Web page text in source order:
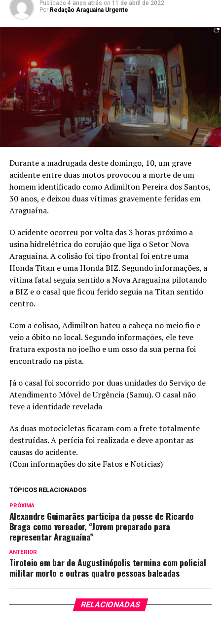
Publicado 4 anos atrás on 11 de abril de 2022
Por Redação Araguaina Urgente
Durante a madrugada deste domingo, 10, um grave
acidente entre duas motos provocou a morte de um
homem identificado como Adimilton Pereira dos Santos,
30 anos, e deixou duas vítimas gravemente feridas em
Araguaína.
O acidente ocorreu por volta das 3 horas próximo a
usina hidrelétrica do corujão que liga o Setor Nova
Araguaína. A colisão foi tipo frontal foi entre uma
Honda Titan e uma Honda BIZ. Segundo informações, a
vítima fatal seguia sentido a Nova Araguaína pilotando
a BIZ e o casal que ficou ferido seguia na Titan sentido
centro.
Com a colisão, Adimilton bateu a cabeça no meio fio e
veio a óbito no local. Segundo informações, ele teve
fratura exposta no joelho e um osso da sua perna foi
encontrado na pista.
Já o casal foi socorrido por duas unidades do Serviço de
Atendimento Móvel de Urgência (Samu). O casal não
teve a identidade revelada
As duas motocicletas ficaram com a frete totalmente
destruídas. A perícia foi realizada e deve apontar as
causas do acidente.
(Com informações do site Fatos e Notícias)
TÓPICOS RELACIONADOS
PRÓXIMA
Alexandre Guimarães participa da posse de Ricardo
Braga como vereador, “Jovem preparado para
representar Araguaína”
ANTERIOR
Tiroteio em bar de Augustinópolis termina com policial
militar morto e outras quatro pessoas baleadas
RELACIONADAS